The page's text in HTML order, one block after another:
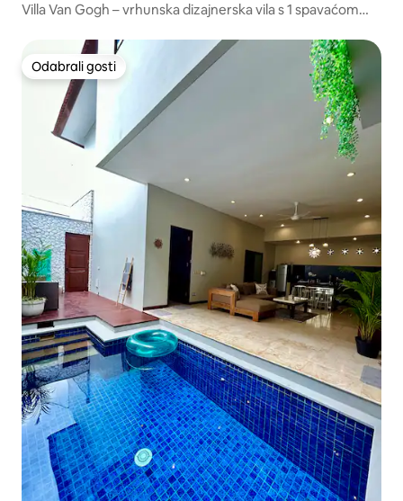
Villa Van Gogh – vrhunska dizajnerska vila s 1 spavaćom
Odabrali gosti
Odabrali gosti